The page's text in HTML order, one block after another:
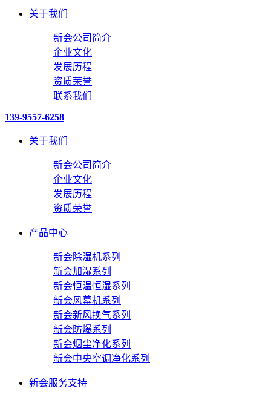
关于我们
新会公司简介
企业文化
发展历程
资质荣誉
联系我们
139-9557-6258
关于我们
新会公司简介
企业文化
发展历程
资质荣誉
产品中心
新会除湿机系列
新会加湿系列
新会恒温恒湿系列
新会风幕机系列
新会新风换气系列
新会防爆系列
新会烟尘净化系列
新会中央空调净化系列
新会服务支持